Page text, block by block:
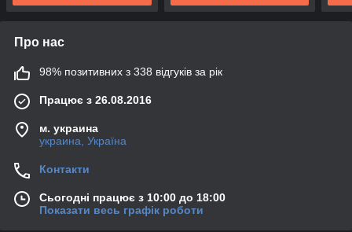
Про нас
98% позитивних з 338 відгуків за рік
Працює з 26.08.2016
м. украина
украина, Україна
Контакти
Сьогодні працює з 10:00 до 18:00
Показати весь графік роботи